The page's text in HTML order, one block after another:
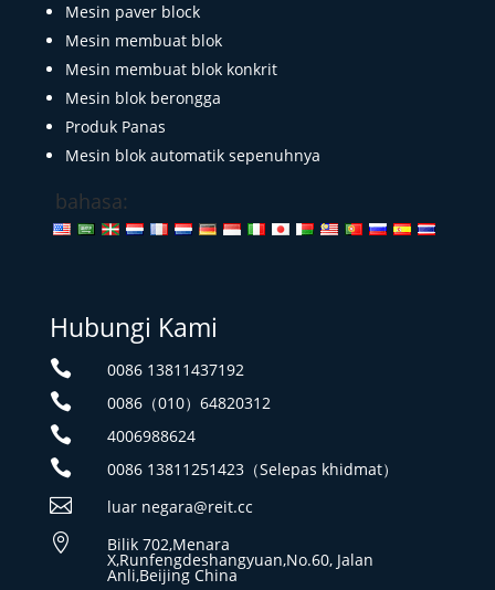
Mesin paver block
Mesin membuat blok
Mesin membuat blok konkrit
Mesin blok berongga
Produk Panas
Mesin blok automatik sepenuhnya
bahasa:
Hubungi Kami
 0086 13811437192
 0086（010）64820312
 4006988624
 0086 13811251423（Selepas khidmat）
 luar negara@reit.cc
 Bilik 702,Menara
X,Runfengdeshangyuan,No.60, Jalan
Anli,Beijing China